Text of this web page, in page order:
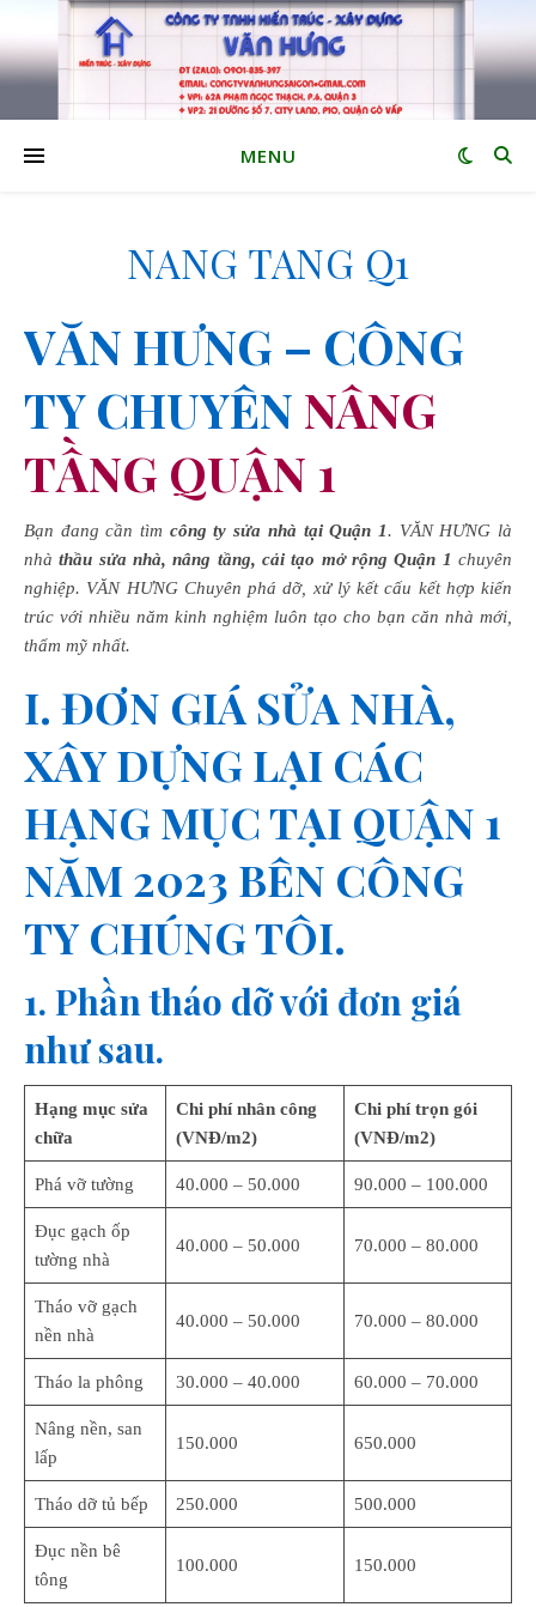
MENU
NANG TANG Q1
VĂN HƯNG – CÔNG
TY CHUYÊN NÂNG
TẦNG QUẬN 1
Bạn đang cần tìm công ty sửa nhà tại Quận 1. VĂN HƯNG là
nhàthầu sửa nhà, nâng tầng, cải tạo mở rộng Quận 1 chuyên
nghiệp. VĂN HƯNG Chuyên phá dỡ, xử lý kết cấu kết hợp kiến
trúc với nhiều năm kinh nghiệm luôn tạo cho bạn căn nhà mới,
thẩm mỹ nhất.
I. ĐƠN GIÁ SỬA NHÀ,
XÂY DỰNG LẠI CÁC
HẠNG MỤC TẠI QUẬN 1
NĂM 2023 BÊN CÔNG
TY CHÚNG TÔI.
1. Phần tháo dỡ với đơn giá
như sau.
Hạng mục sửa
chữa
Chi phí nhân công
(VNĐ/m2)
Chi phí trọn gói
(VNĐ/m2)
Phá vỡ tường 40.000 – 50.000 90.000 – 100.000
Đục gạch ốp
tường nhà
40.000 – 50.000 70.000 – 80.000
Tháo vỡ gạch
nền nhà
40.000 – 50.000 70.000 – 80.000
Tháo la phông 30.000 – 40.000 60.000 – 70.000
Nâng nền, san
lấp
150.000 650.000
Tháo dỡ tủ bếp 250.000 500.000
Đục nền bê
tông
100.000 150.000